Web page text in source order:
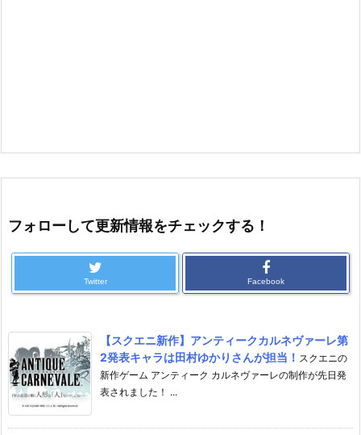
フォローして更新情報をチェックする！
Twitter Facebook
【スクエニ新作】アンティークカルネヴァーレ第
2発表キャラは田村ゆかりさんが担当！ スクエニの
新作ゲーム アンティーク カルネヴァーレの制作が先日発
表されました！ ...